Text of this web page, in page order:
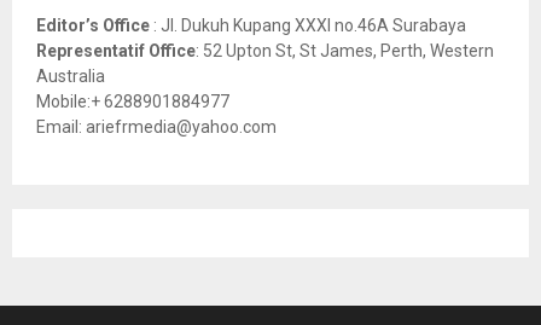
Editor’s Office : Jl. Dukuh Kupang XXXI no.46A Surabaya
Representatif Office: 52 Upton St, St James, Perth, Western
Australia
Mobile:+ 6288901884977
Email: ariefrmedia@yahoo.com